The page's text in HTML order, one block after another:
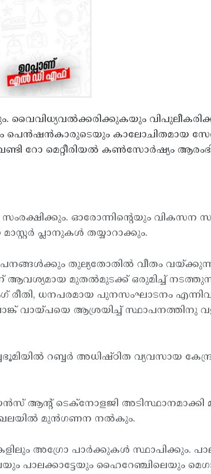
വൈവിധ്യവല്‍ക്കരിക്കുകയും
പെന്‍ഷന്‍കാരുടെയും
വേണ്ടി റോ മെറ്റീരിയല്‍ കണ്‍സോര്‍ഷ്യം
ഓരോന്നിന്റെയും വികസന
പ്ലാനുകള്‍ തയ്യാറാക്കും.
തുല്യതോതില്‍ വീതം
മുതല്‍മുടക്ക് ഒരുമിച്ച്
രീതി, ധനപരമായ പുനസംഘാടനം
വായ്പയെ ആശ്രയിച്ച്
റബ്ബര്‍ അധിഷ്ഠിത വ്യവസായ
ആന്റ് ടെക്നോളജി
മുന്‍ഗണന നല്‍കും.
അഗ്രോ പാര്‍ക്കുകള്‍
പാലക്കാട്ടേയും ഹൈറേഞ്ചിലെയും